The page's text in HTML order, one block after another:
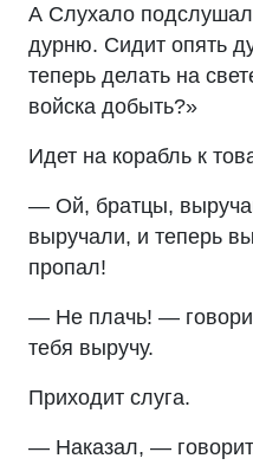
А Слухало
дурню. Сидит опять
теперь делать на
войска добыть?»
Идет на корабль к
— Ой, братцы,
выручали, и теперь
пропал!
— Не плачь! —
тебя выручу.
Приходит слуга.
— Наказал, —